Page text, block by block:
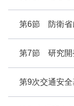
第6節 防衛省
第7節 研究開
第9次交通安